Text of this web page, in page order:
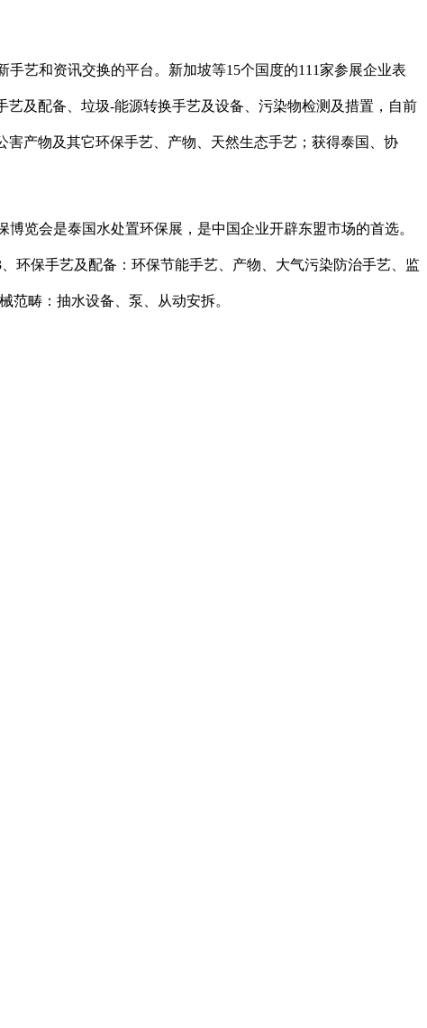
艺和资讯交换的平台。新加坡等15个国度的111家参展企业表
及配备、垃圾-能源转换手艺及设备、污染物检测及措置，自前
产物及其它环保手艺、产物、天然生态手艺；获得泰国、协
览会是泰国水处置环保展，是中国企业开辟东盟市场的首选。
环保手艺及配备：环保节能手艺、产物、大气污染防治手艺、监
范畴：抽水设备、泵、从动安拆。